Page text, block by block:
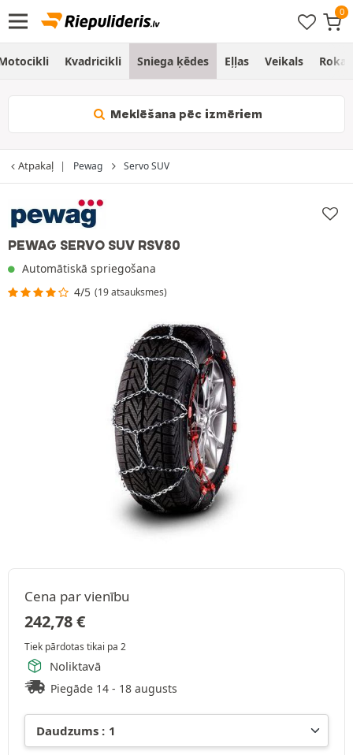
Kvadricikli Sniega ķēdes Eļļas Veikals
Meklēšana pēc izmēriem
Atpakaļ Pewag Servo SUV
PEWAG SERVO SUV RSV80
Automātiskā spriegošana
4/5 (19 atsauksmes)
Cena par vienību
242,78€
Tiek pārdotas tikai pa 2
Noliktavā
Piegāde 14 - 18 augusts